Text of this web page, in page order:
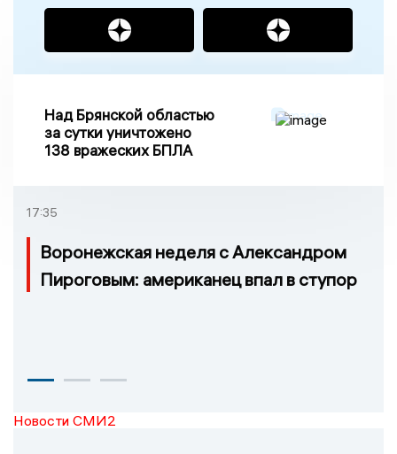
Над Брянской областью
за сутки уничтожено
138 вражеских БПЛА
17:35
Воронежская неделя с Александром
Пироговым: американец впал в ступор
Новости СМИ2